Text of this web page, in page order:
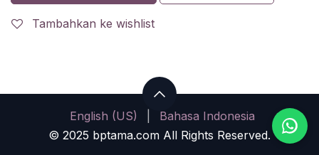
Tambahkan ke wishlist
English (US)
Bahasa Indonesia
© 2025 bptama.com All Rights Reserved.